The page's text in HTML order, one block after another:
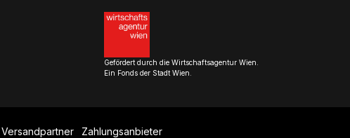
Gefördert durch die Wirtschaftsagentur Wien.
Ein Fonds der Stadt Wien.
Versandpartner Zahlungsanbieter